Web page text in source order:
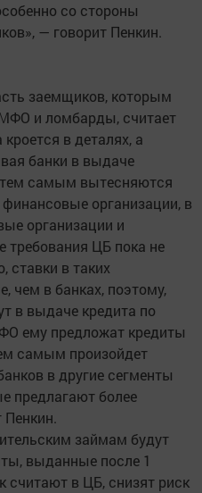
со стороны
— говорит Пенкин.
заемщиков, которым
и ломбарды, считает
в деталях, а
банки в выдаче
тем самым вытесняются
организации, в
организации и
ЦБ пока не
ставки в таких
чем в банках, поэтому,
в выдаче кредита по
ему предложат кредиты
самым произойдет
в другие сегменты
предлагают более
Пенкин.
займам будут
выданные после 1
считают в ЦБ, снизят риск